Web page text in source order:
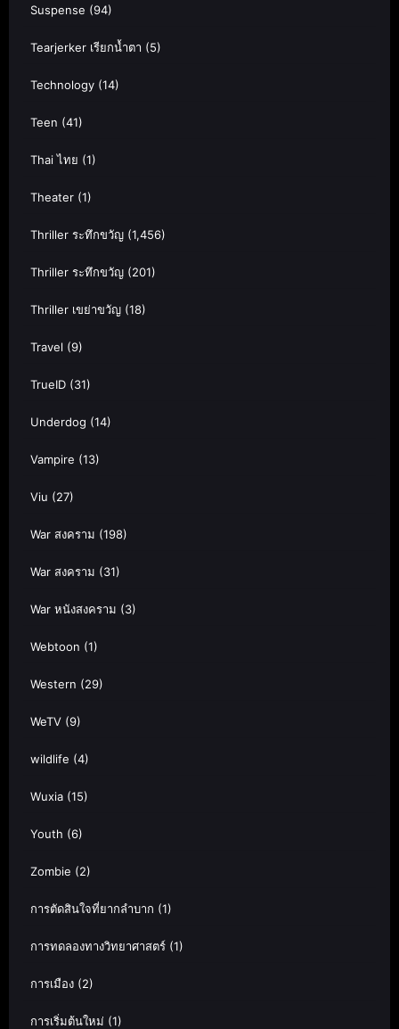
Suspense (94)
Tearjerker เรียกน้ำตา (5)
Technology (14)
Teen (41)
Thai ไทย (1)
Theater (1)
Thriller ระทึกขวัญ (1,456)
Thriller ระทึกขวัญ (201)
Thriller เขย่าขวัญ (18)
Travel (9)
TrueID (31)
Underdog (14)
Vampire (13)
Viu (27)
War สงคราม (198)
War สงคราม (31)
War หนังสงคราม (3)
Webtoon (1)
Western (29)
WeTV (9)
wildlife (4)
Wuxia (15)
Youth (6)
Zombie (2)
การตัดสินใจที่ยากลำบาก (1)
การทดลองทางวิทยาศาสตร์ (1)
การเมือง (2)
การเริ่มต้นใหม่ (1)